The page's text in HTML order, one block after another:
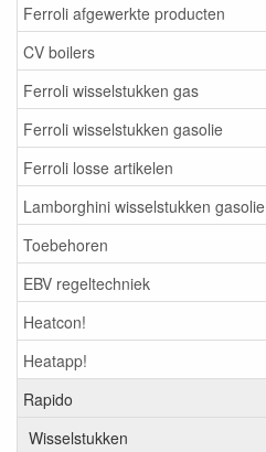
Ferroli afgewerkte producten
CV boilers
Ferroli wisselstukken gas
Ferroli wisselstukken gasolie
Ferroli losse artikelen
Lamborghini wisselstukken gasolie
Toebehoren
EBV regeltechniek
Heatcon!
Heatapp!
Rapido
Wisselstukken